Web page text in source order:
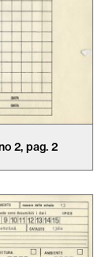
2, pag. 2